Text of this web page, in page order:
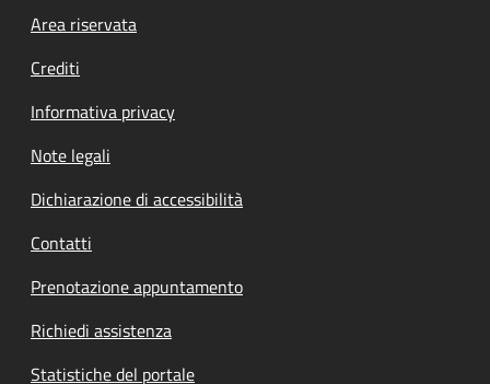
Footer menu
Area riservata
Crediti
Informativa privacy
Note legali
Dichiarazione di accessibilità
Contatti
Prenotazione appuntamento
Richiedi assistenza
Statistiche del portale